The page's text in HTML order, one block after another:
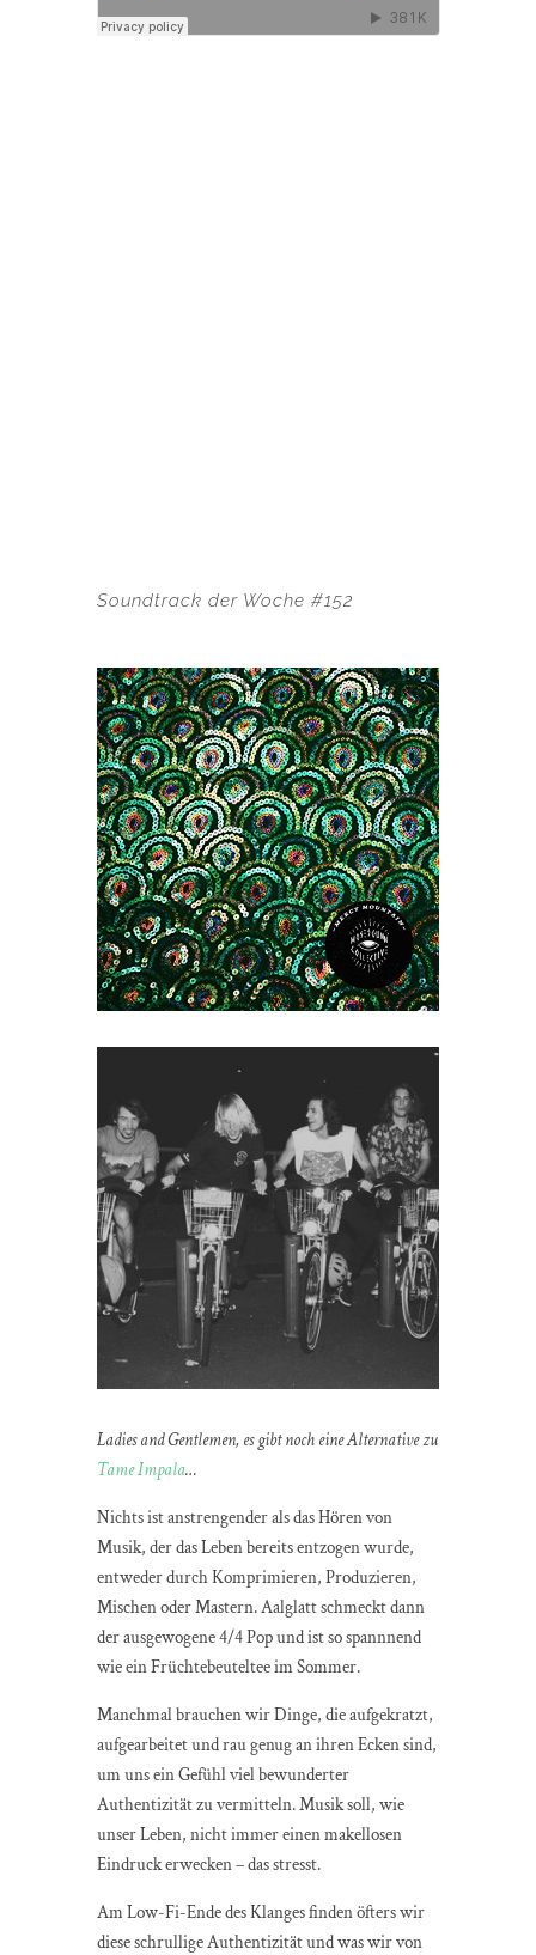
Soundtrack der Woche #152
Ladies and Gentlemen, es gibt noch eine Alternative zu
Tame Impala…
Nichts ist anstrengender als das Hören von
Musik, der das Leben bereits entzogen wurde,
entweder durch Komprimieren, Produzieren,
Mischen oder Mastern. Aalglatt schmeckt dann
der ausgewogene 4/4 Pop und ist so spannnend
wie ein Früchtebeuteltee im Sommer.
Manchmal brauchen wir Dinge, die aufgekratzt,
aufgearbeitet und rau genug an ihren Ecken sind,
um uns ein Gefühl viel bewunderter
Authentizität zu vermitteln. Musik soll, wie
unser Leben, nicht immer einen makellosen
Eindruck erwecken – das stresst.
Am Low-Fi-Ende des Klanges finden öfters wir
diese schrullige Authentizität und was wir von